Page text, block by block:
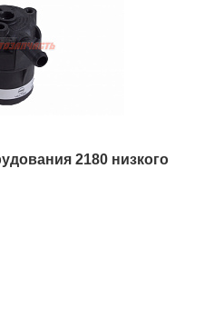
2180 низкого